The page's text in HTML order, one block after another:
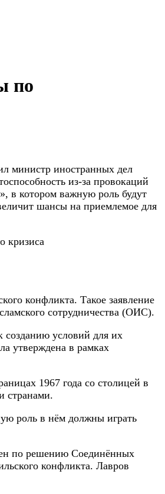
по
министр иностранных дел
из-за провокаций
в котором важную роль будут
шансы на приемлемое для
конфликта. Такое заявление
сотрудничества (ОИС).
созданию условий для их
утверждена в рамках
1967 года со столицей в
странами.
роль в нём должны играть
по решению Соединённых
конфликта. Лавров